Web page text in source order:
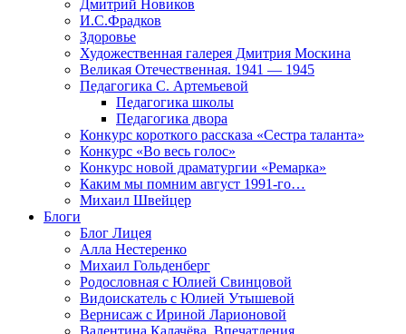
Дмитрий Новиков
И.С.Фрадков
Здоровье
Художественная галерея Дмитрия Москина
Великая Отечественная. 1941 — 1945
Педагогика С. Артемьевой
Педагогика школы
Педагогика двора
Конкурс короткого рассказа «Сестра таланта»
Конкурс «Во весь голос»
Конкурс новой драматургии «Ремарка»
Каким мы помним август 1991-го…
Михаил Швейцер
Блоги
Блог Лицея
Алла Нестеренко
Михаил Гольденберг
Родословная с Юлией Свинцовой
Видоискатель с Юлией Утышевой
Вернисаж с Ириной Ларионовой